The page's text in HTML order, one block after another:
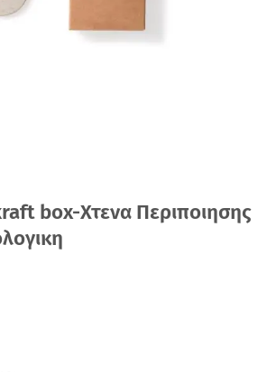
box-Χτενα Περιποιησης